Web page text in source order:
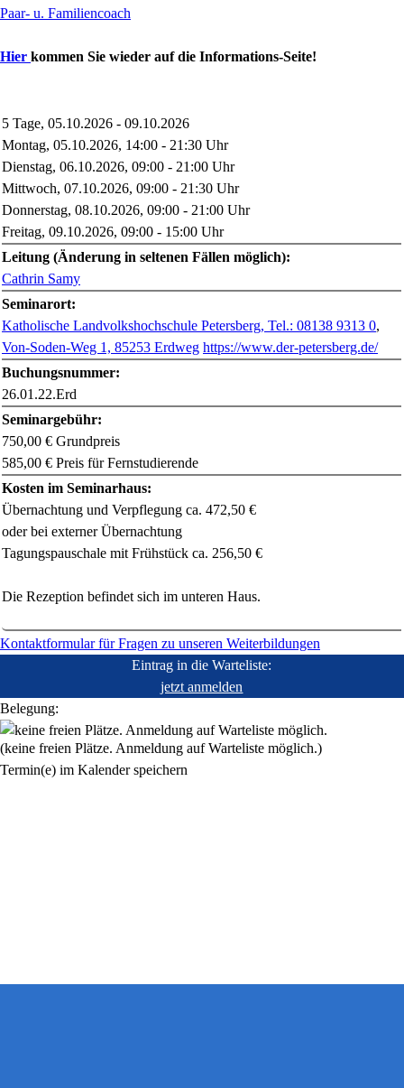
Paar- u. Familiencoach
Hier kommen Sie wieder auf die Informations-Seite!
5 Tage, 05.10.2026 - 09.10.2026
Montag, 05.10.2026, 14:00 - 21:30 Uhr
Dienstag, 06.10.2026, 09:00 - 21:00 Uhr
Mittwoch, 07.10.2026, 09:00 - 21:30 Uhr
Donnerstag, 08.10.2026, 09:00 - 21:00 Uhr
Freitag, 09.10.2026, 09:00 - 15:00 Uhr
Leitung (Änderung in seltenen Fällen möglich):
Cathrin Samy
Seminarort:
Katholische Landvolkshochschule Petersberg, Tel.: 08138 9313 0,
Von-Soden-Weg 1, 85253 Erdweg https://www.der-petersberg.de/
Buchungsnummer:
26.01.22.Erd
Seminargebühr:
750,00 € Grundpreis
585,00 € Preis für Fernstudierende
Kosten im Seminarhaus:
Übernachtung und Verpflegung ca. 472,50 €
oder bei externer Übernachtung
Tagungspauschale mit Frühstück ca. 256,50 €
Die Rezeption befindet sich im unteren Haus.
Kontaktformular für Fragen zu unseren Weiterbildungen
Eintrag in die Warteliste:
jetzt anmelden
Belegung:
(keine freien Plätze. Anmeldung auf Warteliste möglich.)
Termin(e) im Kalender speichern